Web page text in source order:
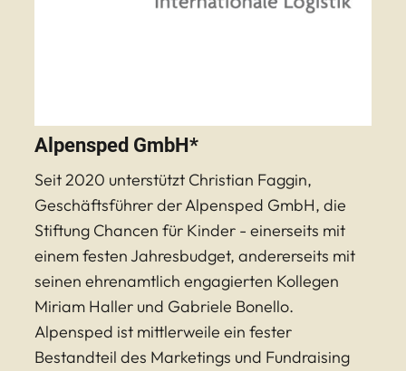
Alpensped GmbH*
Seit 2020 unterstützt Christian Faggin,
Geschäftsführer der Alpensped GmbH, die
Stiftung Chancen für Kinder - einerseits mit
einem festen Jahresbudget, andererseits mit
seinen ehrenamtlich engagierten Kollegen
Miriam Haller und Gabriele Bonello.
Alpensped ist mittlerweile ein fester
Bestandteil des Marketings und Fundraising